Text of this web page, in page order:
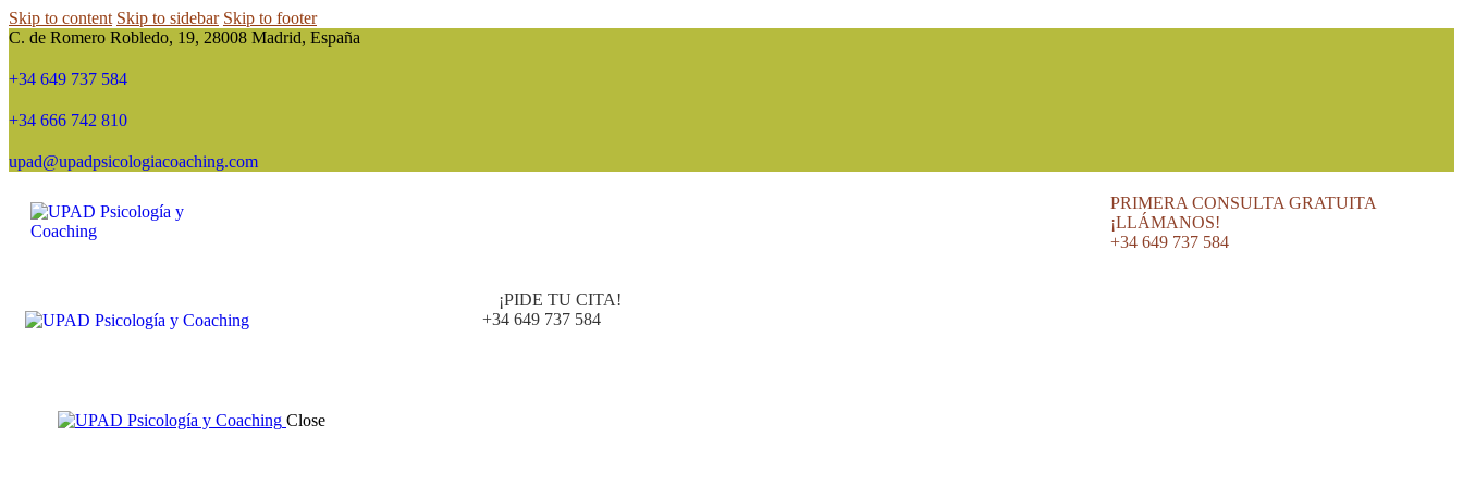
Skip to content Skip to sidebar Skip to footer
C. de Romero Robledo, 19, 28008 Madrid, España
+34 649 737 584
+34 666 742 810
upad@upadpsicologiacoaching.com
PRIMERA CONSULTA GRATUITA
¡LLÁMANOS!
+34 649 737 584
¡PIDE TU CITA!
+34 649 737 584
Close